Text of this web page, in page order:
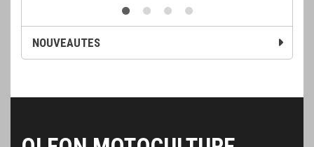
NOUVEAUTES